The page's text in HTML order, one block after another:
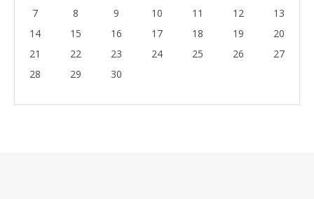
7
8 9 10 11 12
13
14
15 16 17 18 19
20
21
22 23 24 25 26
27
28
29 30